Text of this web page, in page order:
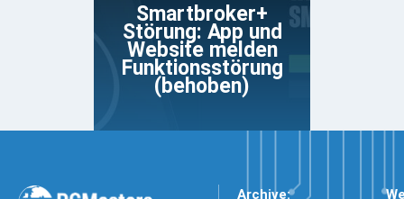
Smartbroker+
Störung: App und
Website melden
Funktionsstörung
(behoben)
Archive: